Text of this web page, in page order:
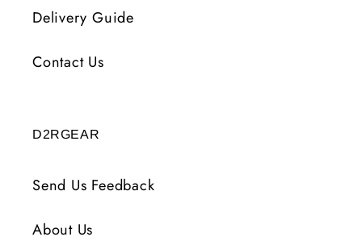
Delivery Guide
Contact Us
D2RGEAR
Send Us Feedback
About Us